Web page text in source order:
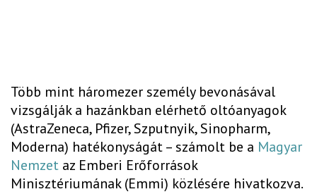
Több mint háromezer személy bevonásával
vizsgálják a hazánkban elérhető oltóanyagok
(AstraZeneca, Pfizer, Szputnyik, Sinopharm,
Moderna) hatékonyságát – számolt be a Magyar
Nemzet az Emberi Erőforrások
Minisztériumának (Emmi) közlésére hivatkozva.